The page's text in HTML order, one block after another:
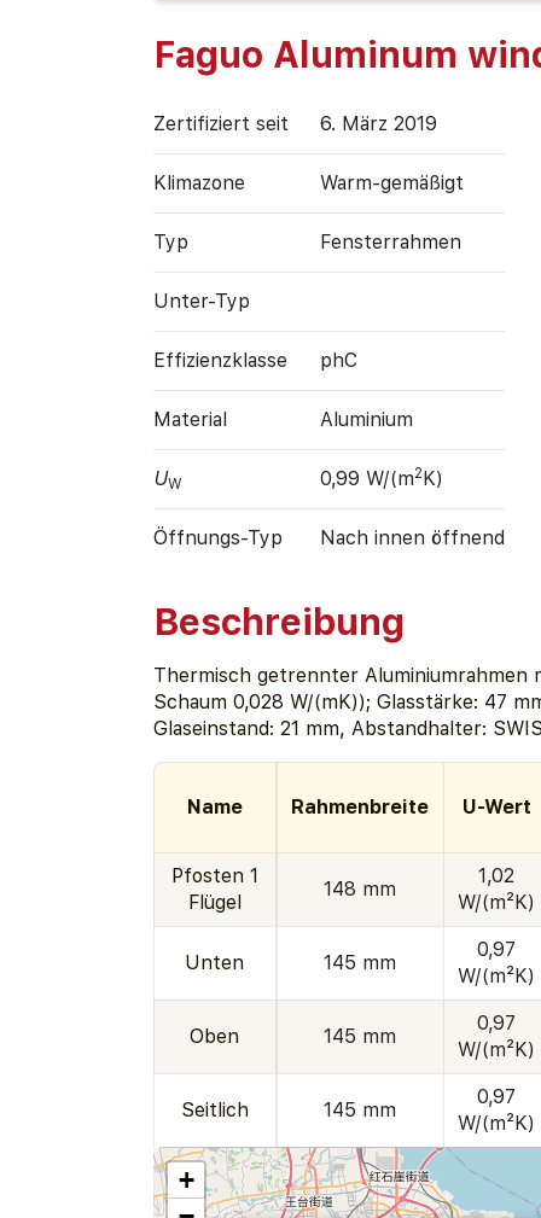
Faguo Aluminum
Zertifiziert seit 6. März 2019
Klimazone Warm-gemäßigt
Typ Fensterrahmen
Unter-Typ
Effizienz­klasse phC
Material Aluminium
UW 0,99 W/(m2K)
Öffnungs-Typ Nach innen öffnend
Beschreibung
Thermisch getrennter Aluminiumrahmen
Schaum 0,028 W/(mK)); Glasstärke: 47
Glaseinstand: 21 mm, Abstandhalter:
Name Rahmenbreite U-Wert
Pfosten 1
Flügel
148 mm
1,02
W/(m²K)
Unten 145 mm
0,97
W/(m²K)
Oben 145 mm
0,97
W/(m²K)
Seitlich 145 mm
0,97
W/(m²K)
+